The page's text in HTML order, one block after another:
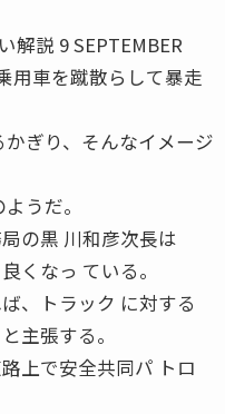
解説 9 SEPTEMBER
用車を蹴散らして暴走
ぎり、そんなイメージ
うだ。
の黒 川和彦次長は
くなっ ている。
、トラック に対する
主張する。
上で安全共同パ トロ